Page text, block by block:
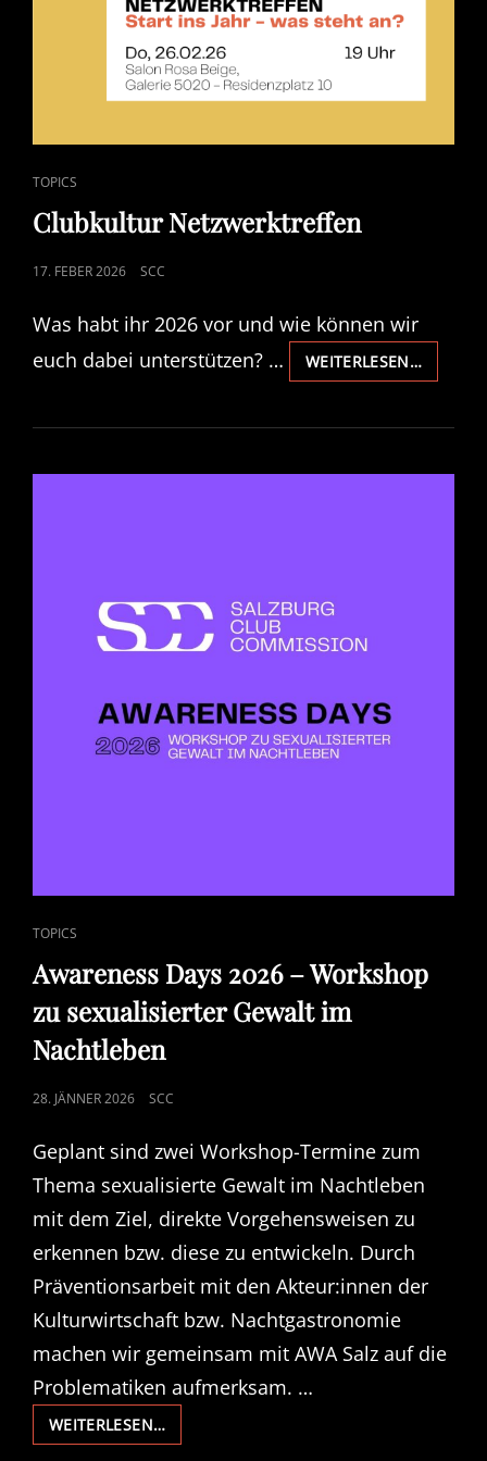
CAT
LINKS
TOPICS
Clubkultur Netzwerktreffen
POSTED
17. FEBER 2026 SCC
Was habt ihr 2026 vor und wie können wir
euch dabei unterstützen? …
WEITERLESEN…
CAT
LINKS
TOPICS
Awareness Days 2026 – Workshop
zu sexualisierter Gewalt im
Nachtleben
POSTED
28. JÄNNER 2026 SCC
Geplant sind zwei Workshop-Termine zum
Thema sexualisierte Gewalt im Nachtleben
mit dem Ziel, direkte Vorgehensweisen zu
erkennen bzw. diese zu entwickeln. Durch
Präventionsarbeit mit den Akteur:innen der
Kulturwirtschaft bzw. Nachtgastronomie
machen wir gemeinsam mit AWA Salz auf die
Problematiken aufmerksam. …
WEITERLESEN…AWARENESS
DAYS